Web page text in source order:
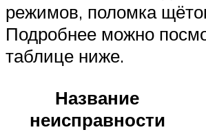
режимов, поломка
Подробнее можно
таблице ниже.
Название
неисправности